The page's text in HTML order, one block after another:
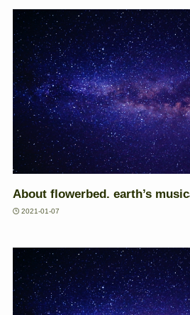
About flowerbed. earth’s
2021-01-07